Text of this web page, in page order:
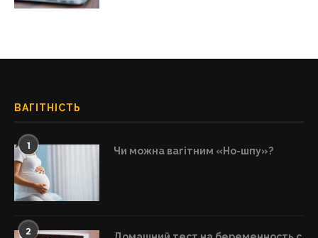
ВАГІТНІСТЬ
1 Чи можна вагітним «Но-шпу»?
2